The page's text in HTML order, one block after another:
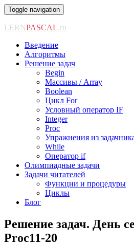
Toggle navigation
LERNPASCAL.ru
Введение
Алгоритмы
Решение задач
Begin
Массивы / Array
Boolean
Цикл For
Условный оператор IF
Integer
Proc
Упражнения из
While
Оператор if
Олимпиадные задачи
Задачи читателей
Функции и процедуры
Циклы
Блог
Решение задач. День
Proc11-20